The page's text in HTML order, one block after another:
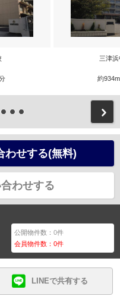
三津
約
わせする(無料)
わせする
公開物件数：0件
会員物件数：0件
LINEで共有する